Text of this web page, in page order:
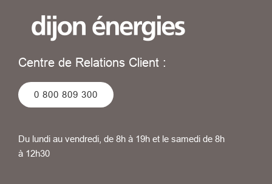
Centre de Relations Client :
0 800 809 300
Du lundi au vendredi, de 8h à 19h et le samedi de 8h
à 12h30